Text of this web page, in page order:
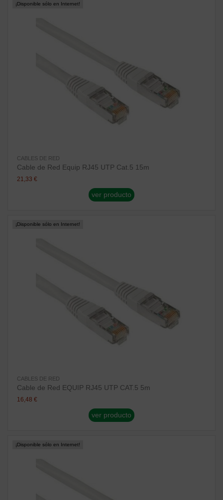
¡Disponible sólo en Internet!
CABLES DE RED
Cable de Red Equip RJ45 UTP Cat.5 15m
21,33 €
ver producto
¡Disponible sólo en Internet!
CABLES DE RED
Cable de Red EQUIP RJ45 UTP CAT.5 5m
16,48 €
ver producto
¡Disponible sólo en Internet!